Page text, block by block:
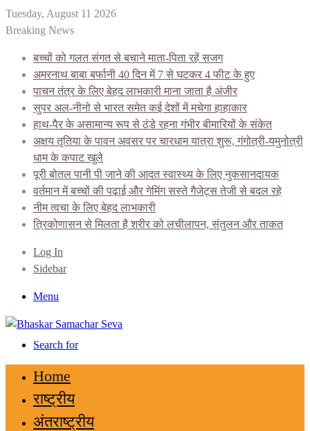
Tuesday, August 11 2026
Breaking News
बच्चों को गलत संगत से बचाने माता-पिता रहें सजग
अमरनाथ बाबा बर्फानी 40 दिन में 7 से घटकर 4 फीट के हुए
पाचन तंत्र के लिए बेहद लाभकारी माना जाता है अंजीर
सुपर अल-नीनो से भारत समेत कई देशों में मचेगा हाहाकार
हाथ-पैर के असामान्य रूप से ठंडे रहना गंभीर बीमारियों के संकेत
अक्षय तृतिया के पावन अवसर पर चारधाम यात्रा शुरू, गंगोत्री-यमुनोत्री
धाम के कपाट खुले
पूरी बोतल पानी पी जाने की आदत स्वास्थ्य के लिए नुकसानदायक
वर्तमान में बच्चों की पढ़ाई और गेमिंग सस्ते गैजेट्स तेजी से बदल रहे
नीम त्वचा के लिए बेहद लाभकारी
त्रिकोणासन से मिलता है शरीर को लचीलापन, संतुलन और ताकत
Log In
Sidebar
Menu
Search for
Home
राष्ट्रीय
अंतराष्ट्रीय